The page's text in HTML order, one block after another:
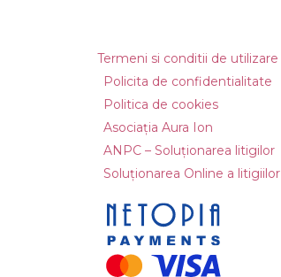
Termeni si conditii de utilizare
Policita de confidentialitate
Politica de cookies
Asociația Aura Ion
ANPC – Soluționarea litigilor
Soluționarea Online a litigiilor